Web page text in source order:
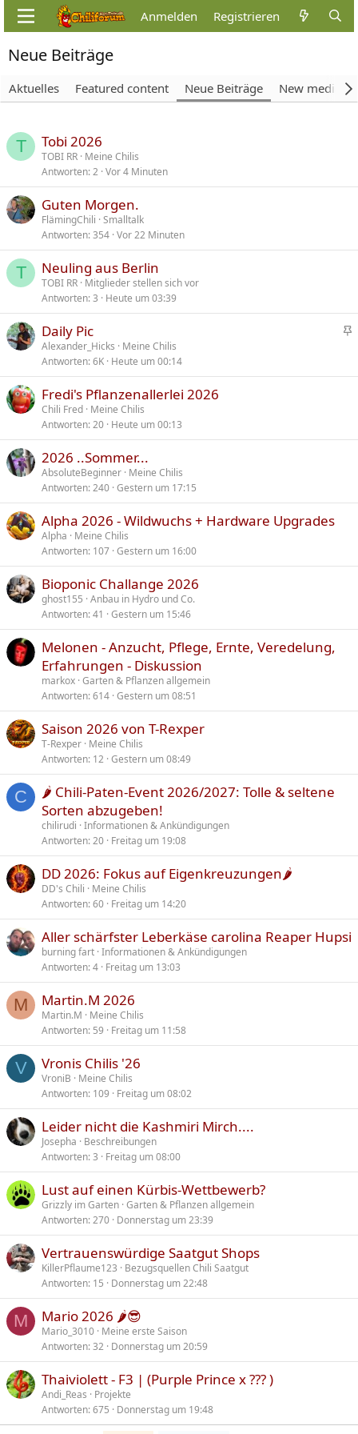
Anmelden Registrieren
Neue Beiträge
Aktuelles Featured content Neue Beiträge New media
T Tobi 2026
TOBI RR Meine Chilis
Antworten 2 Vor 4 Minuten
Guten Morgen.
FlämingChili Smalltalk
Antworten 354 Vor 22 Minuten
T Neuling aus Berlin
TOBI RR Mitglieder stellen sich vor
Antworten 3 Heute um 03:39
A
e
Daily Pic
Alexander_Hicks
Meine Chilis
Antworten 6K Heute um 00:14
Fredi's Pflanzenallerlei 2026
Chili Fred Meine Chilis
Antworten 20 Heute um 00:13
2026 ..Sommer...
AbsoluteBeginner Meine Chilis
Antworten 240 Gestern um 17:15
Alpha 2026 - Wildwuchs + Hardware Upgrades
Alpha
Meine Chilis
Antworten 107 Gestern um 16:00
Bioponic Challange 2026
ghost155 Anbau in Hydro und Co.
Antworten 41 Gestern um 15:46
Melonen - Anzucht, Pflege, Ernte, Veredelung,
Erfahrungen - Diskussion
markox Garten & Pflanzen allgemein
Antworten 614 Gestern um 08:51
Saison 2026 von T-Rexper
T-Rexper Meine Chilis
Antworten 12 Gestern um 08:49
C
🌶️ Chili-Paten-Event 2026/2027: Tolle & seltene
Sorten abzugeben!
chilirudi Informationen & Ankündigungen
Antworten 20 Freitag um 19:08
DD 2026: Fokus auf Eigenkreuzungen🌶️
DD's Chili
Meine Chilis
Antworten 60 Freitag um 14:20
Aller schärfster Leberkäse carolina Reaper Hupsi
burning fart Informationen & Ankündigungen
Antworten 4 Freitag um 13:03
M Martin.M 2026
Martin.M
Meine Chilis
Antworten 59 Freitag um 11:58
V Vronis Chilis '26
VroniB
Meine Chilis
Antworten 109 Freitag um 08:02
Leider nicht die Kashmiri Mirch....
Josepha
Beschreibungen
Antworten 3 Freitag um 08:00
Lust auf einen Kürbis-Wettbewerb?
Grizzly im Garten Garten & Pflanzen allgemein
Antworten 270 Donnerstag um 23:39
Vertrauenswürdige Saatgut Shops
KillerPflaume123
Bezugsquellen Chili Saatgut
Antworten 15 Donnerstag um 22:48
M Mario 2026 🌶️😎
Mario_3010 Meine erste Saison
Antworten 32 Donnerstag um 20:59
Thaiviolett - F3 | (Purple Prince x ??? )
Andi_Reas
Projekte
Antworten 675 Donnerstag um 19:48